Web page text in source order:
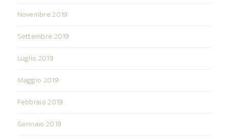
Novembre 2019
Settembre 2019
Luglio 2019
Maggio 2019
Febbraio 2019
Gennaio 2019